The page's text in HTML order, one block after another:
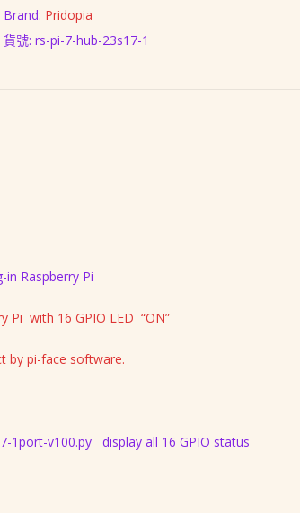
派
Raspberry
Pi
量
Brand: Pridopia
貨號: rs-pi-7-hub-23s17-1
Raspberry Pi
Pi with 16 GPIO LED “ON”
by pi-face software.
v100.py display all 16 GPIO status